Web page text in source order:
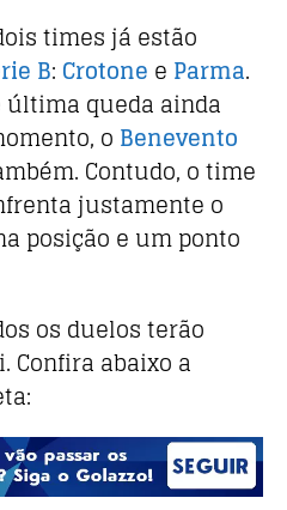
times já estão
B: Crotone e Parma.
última queda ainda
o Benevento
Contudo, o time
justamente o
posição e um ponto
os duelos terão
Confira abaixo a